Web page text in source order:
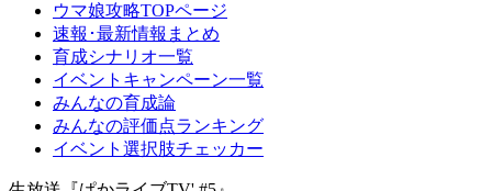
ウマ娘攻略TOPページ
速報･最新情報まとめ
育成シナリオ一覧
イベントキャンペーン一覧
みんなの育成論
みんなの評価点ランキング
イベント選択肢チェッカー